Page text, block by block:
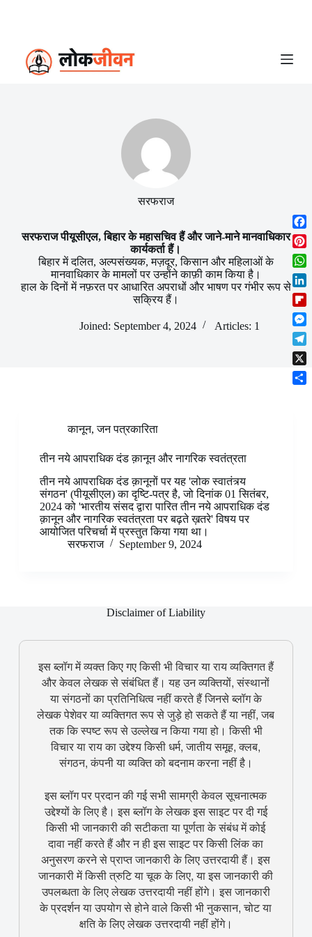
सरफराज
सरफराज पीयूसीएल, बिहार के महासचिव हैं और जाने-माने मानवाधिकार
कार्यकर्ता हैं।
बिहार में दलित, अल्पसंख्यक, मज़दूर, किसान और महिलाओं के
मानवाधिकार के मामलों पर उन्होंने काफ़ी काम किया है।
हाल के दिनों में नफ़रत पर आधारित अपराधों और भाषण पर गंभीर रूप से
सक्रिय हैं।
Joined: September 4, 2024 Articles: 1
कानून,जन पत्रकारिता
तीन नये आपराधिक दंड क़ानून और नागरिक स्वतंत्रता
तीन नये आपराधिक दंड क़ानूनों पर यह 'लोक स्वातंत्र्य
संगठन' (पीयूसीएल) का दृष्टि-पत्र है, जो दिनांक 01 सितंबर,
2024 को 'भारतीय संसद द्वारा पारित तीन नये आपराधिक दंड
क़ानून और नागरिक स्वतंत्रता पर बढ़ते ख़तरे' विषय पर
आयोजित परिचर्चा में प्रस्तुत किया गया था।
सरफराज
September 9, 2024
Disclaimer of Liability
इस ब्लॉग में व्यक्त किए गए किसी भी विचार या राय व्यक्तिगत हैं
और केवल लेखक से संबंधित हैं। यह उन व्यक्तियों, संस्थानों
या संगठनों का प्रतिनिधित्व नहीं करते हैं जिनसे ब्लॉग के
लेखक पेशेवर या व्यक्तिगत रूप से जुड़े हो सकते हैं या नहीं, जब
तक कि स्पष्ट रूप से उल्लेख न किया गया हो। किसी भी
विचार या राय का उद्देश्य किसी धर्म, जातीय समूह, क्लब,
संगठन, कंपनी या व्यक्ति को बदनाम करना नहीं है।
इस ब्लॉग पर प्रदान की गई सभी सामग्री केवल सूचनात्मक
उद्देश्यों के लिए है। इस ब्लॉग के लेखक इस साइट पर दी गई
किसी भी जानकारी की सटीकता या पूर्णता के संबंध में कोई
दावा नहीं करते हैं और न ही इस साइट पर किसी लिंक का
अनुसरण करने से प्राप्त जानकारी के लिए उत्तरदायी हैं। इस
जानकारी में किसी त्रुटि या चूक के लिए, या इस जानकारी की
उपलब्धता के लिए लेखक उत्तरदायी नहीं होंगे। इस जानकारी
के प्रदर्शन या उपयोग से होने वाले किसी भी नुकसान, चोट या
क्षति के लिए लेखक उत्तरदायी नहीं होंगे।
F
a
c
e
b
o
o
k
P
i
n
t
e
r
e
s
t
W
h
a
t
s
A
p
p
L
i
n
k
e
d
I
F
l
i
p
b
o
M
e
s
s
e
T
e
l
X